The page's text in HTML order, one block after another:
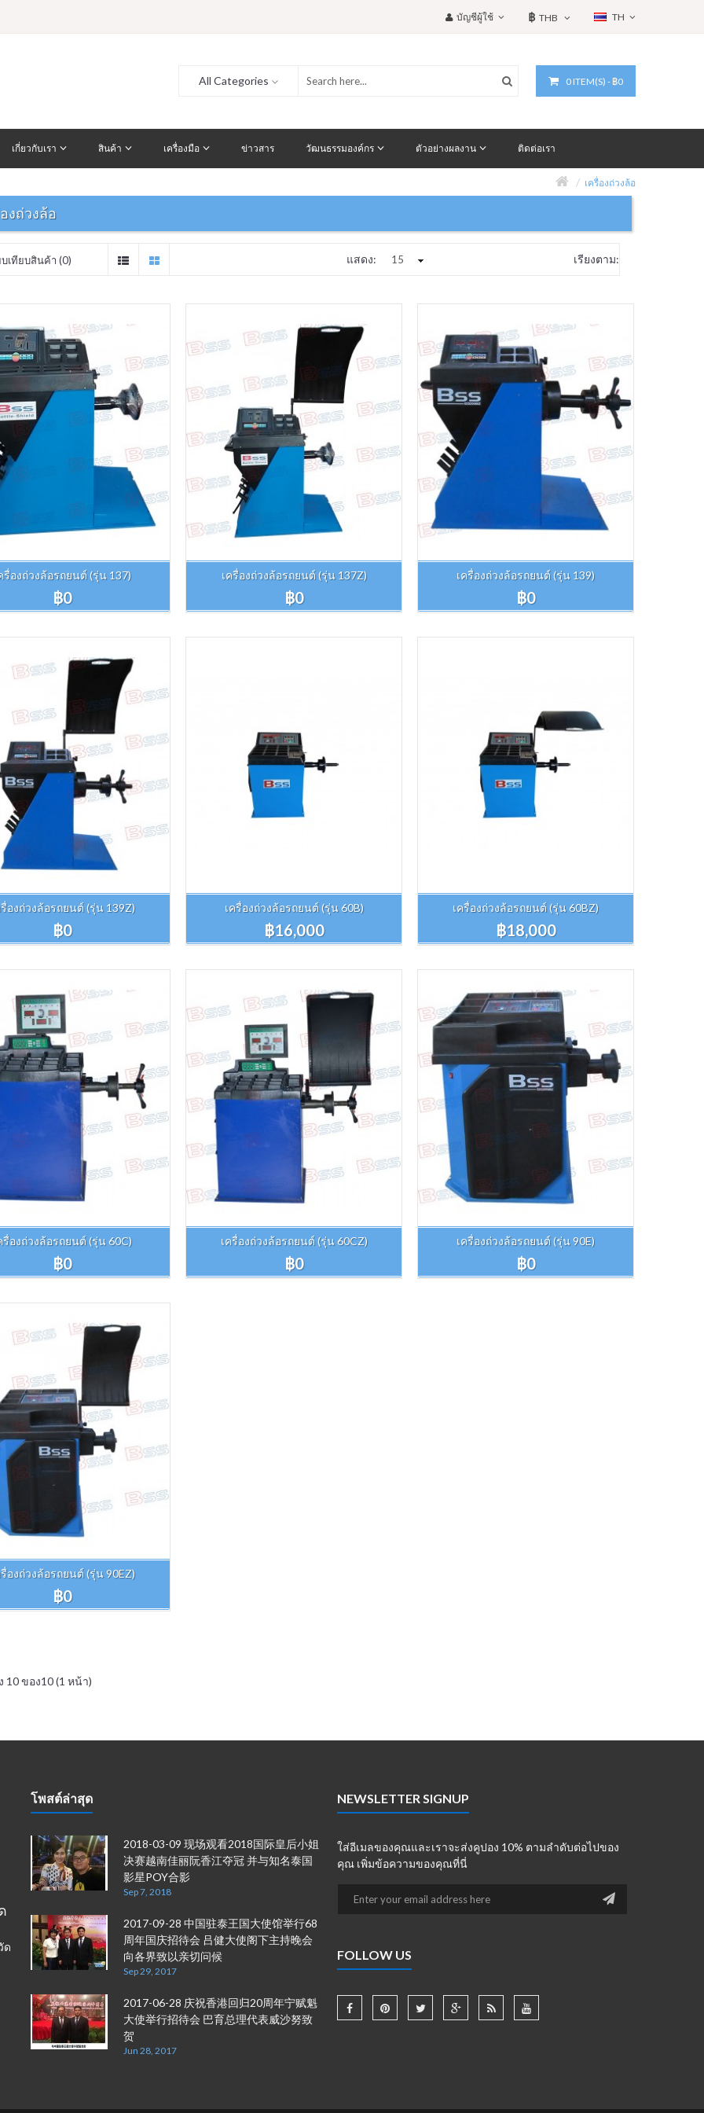
TH
฿ THB
บัญชีผู้ใช้
0 ITEM(S) - ฿0
All Categories
เกี่ยวกับเรา สินค้า เครื่องมือ ข่าวสาร วัฒนธรรมองค์กร ตัวอย่างผลงาน ติดต่อเรา
เครื่องถ่วงล้อ
งถ่วงล้อ
บเทียบสินค้า (0) เรียงตาม:
แสดง:
รื่องถ่วงล้อรถยนต์ (รุ่น 137)
฿0
เครื่องถ่วงล้อรถยนต์ (รุ่น 137Z)
฿0
เครื่องถ่วงล้อรถยนต์ (รุ่น 139)
฿0
องถ่วงล้อรถยนต์ (รุ่น 139Z)
฿0
เครื่องถ่วงล้อรถยนต์ (รุ่น 60B)
฿16,000
เครื่องถ่วงล้อรถยนต์ (รุ่น 60BZ)
฿18,000
รื่องถ่วงล้อรถยนต์ (รุ่น 60C)
฿0
เครื่องถ่วงล้อรถยนต์ (รุ่น 60CZ)
฿0
เครื่องถ่วงล้อรถยนต์ (รุ่น 90E)
฿0
องถ่วงล้อรถยนต์ (รุ่น 90EZ)
฿0
10 ของ10 (1 หน้า)
ด
โพสต์ล่าสุด
2018-03-09 现场观看2018国际皇后小姐
决赛越南佳丽阮香江夺冠 并与知名泰国
影星POY合影
Sep 7, 2018
2017-09-28 中国驻泰王国大使馆举行68
周年国庆招待会 吕健大使阁下主持晚会
向各界致以亲切问候
Sep 29, 2017
2017-06-28 庆祝香港回归20周年宁赋魁
大使举行招待会 巴育总理代表威沙努致
贺
Jun 28, 2017
NEWSLETTER SIGNUP
ใส่อีเมลของคุณและเราจะส่งคูปอง 10% ตามลำดับต่อไปของ
คุณ เพิ่มข้อความของคุณที่นี่
FOLLOW US